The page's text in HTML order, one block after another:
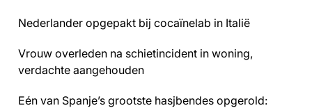
Nederlander opgepakt bij cocaïnelab in Italië
Vrouw overleden na schietincident in woning,
verdachte aangehouden
Eén van Spanje’s grootste hasjbendes opgerold: